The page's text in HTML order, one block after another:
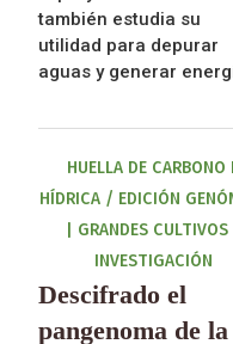
también estudia su
utilidad para depurar
aguas y generar
HUELLA DE CARBONO
HÍDRICA / EDICIÓN
GRANDES CULTIVOS
INVESTIGACIÓN
Descifrado el
pangenoma de la